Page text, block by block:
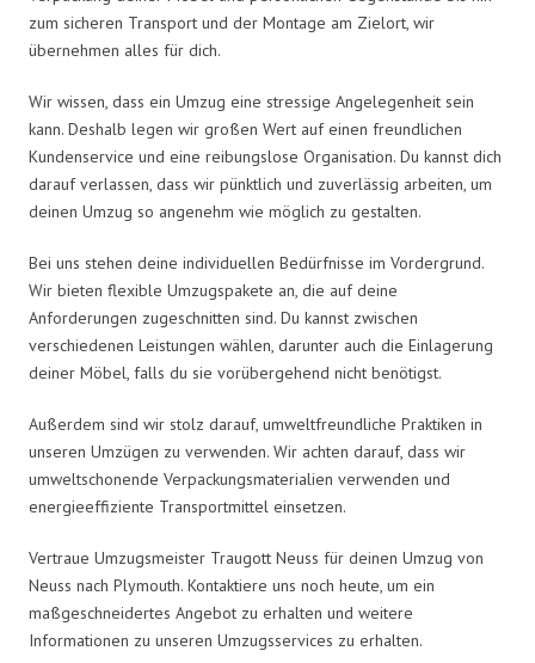
zum sicheren Transport und der Montage am Zielort, wir
übernehmen alles für dich.
Wir wissen, dass ein Umzug eine stressige Angelegenheit sein
kann. Deshalb legen wir großen Wert auf einen freundlichen
Kundenservice und eine reibungslose Organisation. Du kannst dich
darauf verlassen, dass wir pünktlich und zuverlässig arbeiten, um
deinen Umzug so angenehm wie möglich zu gestalten.
Bei uns stehen deine individuellen Bedürfnisse im Vordergrund.
Wir bieten flexible Umzugspakete an, die auf deine
Anforderungen zugeschnitten sind. Du kannst zwischen
verschiedenen Leistungen wählen, darunter auch die Einlagerung
deiner Möbel, falls du sie vorübergehend nicht benötigst.
Außerdem sind wir stolz darauf, umweltfreundliche Praktiken in
unseren Umzügen zu verwenden. Wir achten darauf, dass wir
umweltschonende Verpackungsmaterialien verwenden und
energieeffiziente Transportmittel einsetzen.
Vertraue Umzugsmeister Traugott Neuss für deinen Umzug von
Neuss nach Plymouth. Kontaktiere uns noch heute, um ein
maßgeschneidertes Angebot zu erhalten und weitere
Informationen zu unseren Umzugsservices zu erhalten.